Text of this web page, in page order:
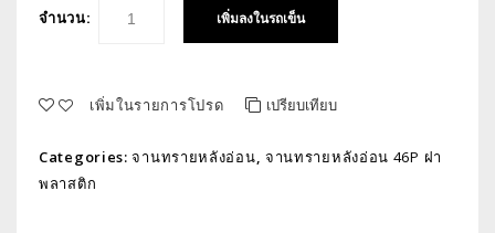
จำนวน: เพิ่มลงในรถเข็น
เพิ่มในรายการโปรด เปรียบเทียบ
Categories:จานทรายหลังอ่อน, จานทรายหลังอ่อน 46P ฝา
พลาสติก